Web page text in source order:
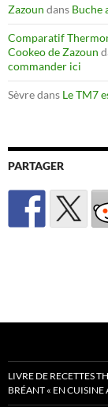
Zazoun dans Buche
Comparatif
Cookeo de Zazoun
commander ici
Sèvredans Le TM7
PARTAGER
LIVRE DE RECETTES
BRÉANT « EN CUISINE